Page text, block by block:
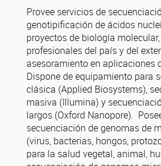
Provee servicios de
genotipificación de ácidos
proyectos de biología
profesionales del país y del
asesoramiento en aplicaciones
Dispone de equipamiento para
clásica (Applied Biosystems),
masiva (Illumina) y
largos (Oxford Nanopore).
secuenciación de genomas de
(virus, bacterias, hongos,
para la salud vegetal, animal,